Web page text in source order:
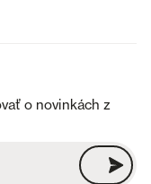
o novinkách z